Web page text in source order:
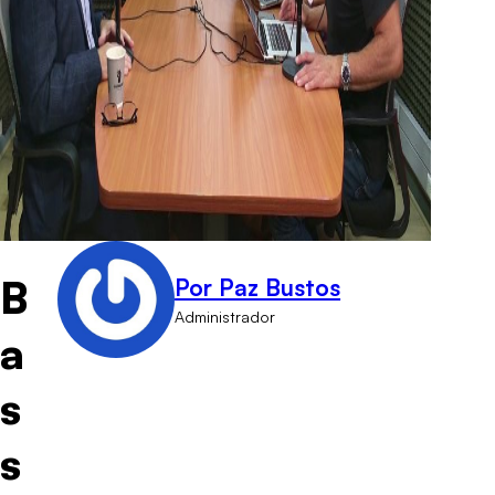
B
a
s
s
Por Paz Bustos
Administrador